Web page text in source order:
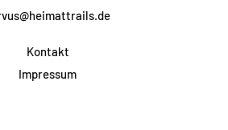
Kontakt
Impressum